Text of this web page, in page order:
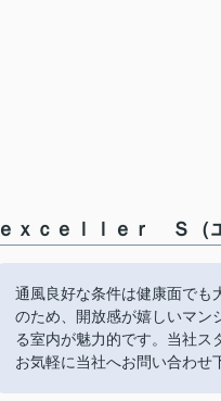
ｅｘｃｅｌｌｅｒ Ｓ（
通風良好な条件は健康面でも
のため、開放感が嬉しいマン
る室内が魅力的です。当社ス
お気軽に当社へお問い合わせ